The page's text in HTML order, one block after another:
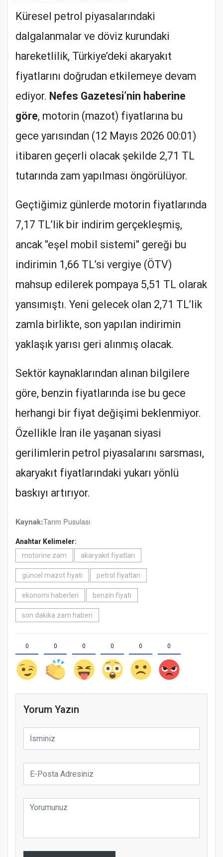
Küresel petrol piyasalarındaki
dalgalanmalar ve döviz kurundaki
hareketlilik, Türkiye’deki akaryakıt
fiyatlarını doğrudan etkilemeye devam
ediyor. Nefes Gazetesi’nin haberine
göre, motorin (mazot) fiyatlarına bu
gece yarısından (12 Mayıs 2026 00:01)
itibaren geçerli olacak şekilde 2,71 TL
tutarında zam yapılması öngörülüyor.
Geçtiğimiz günlerde motorin fiyatlarında
7,17 TL’lik bir indirim gerçekleşmiş,
ancak "eşel mobil sistemi" gereği bu
indirimin 1,66 TL’si vergiye (ÖTV)
mahsup edilerek pompaya 5,51 TL olarak
yansımıştı. Yeni gelecek olan 2,71 TL’lik
zamla birlikte, son yapılan indirimin
yaklaşık yarısı geri alınmış olacak.
Sektör kaynaklarından alınan bilgilere
göre, benzin fiyatlarında ise bu gece
herhangi bir fiyat değişimi beklenmiyor.
Özellikle İran ile yaşanan siyasi
gerilimlerin petrol piyasalarını sarsması,
akaryakıt fiyatlarındaki yukarı yönlü
baskıyı artırıyor.
Kaynak:Tarım Pusulası
Anahtar Kelimeler:
motorine zam
akaryakıt fiyatları
güncel mazot fiyatı petrol fiyatları
ekonomi haberleri benzin fiyatı
son dakika zam haberi
0 0 0 0 0 0
Yorum Yazın